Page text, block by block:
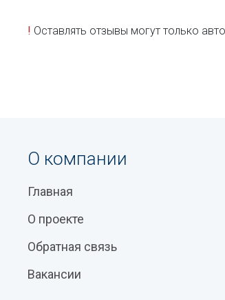
! Оставлять отзывы могут только
О компании
Главная
О проекте
Обратная связь
Вакансии